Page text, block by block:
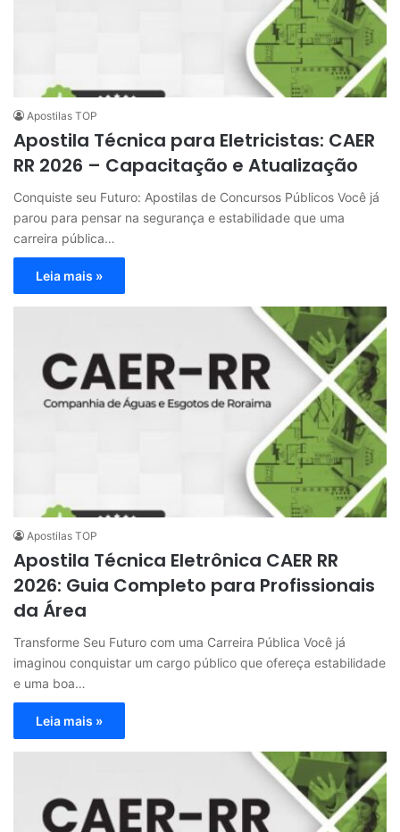
Apostilas TOP
Apostila Técnica para Eletricistas: CAER
RR 2026 – Capacitação e Atualização
Conquiste seu Futuro: Apostilas de Concursos Públicos Você já
parou para pensar na segurança e estabilidade que uma
carreira pública…
Leia mais »
Apostilas TOP
Apostila Técnica Eletrônica CAER RR
2026: Guia Completo para Profissionais
da Área
Transforme Seu Futuro com uma Carreira Pública Você já
imaginou conquistar um cargo público que ofereça estabilidade
e uma boa…
Leia mais »